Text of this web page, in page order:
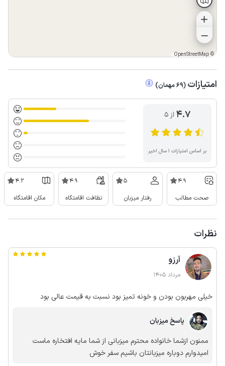
©
OpenStreetMap
امتیازات (
69مهمان)
4.7 از ۵
بر اساس امتیازات ۱ سال اخیر
4.9
صحت مطالب
5
رفتار میزبان
4.9
نظافت اقامتگاه
4.2
مکان اقامتگاه
نظرات
آرزو
مرداد 1405
خیلی مهربون بودن و خونه تمیز بود نسبت به قیمت عالی بود
پاسخ میزبان
ممنون ازشما خانواده محترم میزبانی از شما مایه افتخاره ماست
امیدوارم دوباره میزبانتان باشیم سفر خوش